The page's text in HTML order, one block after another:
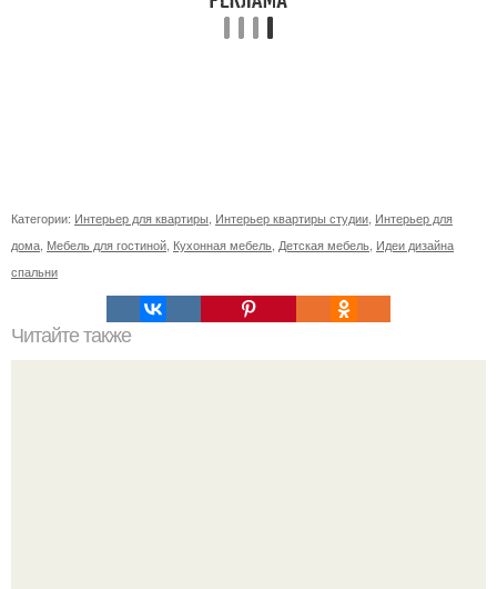
Категории: Интерьер для квартиры Интерьер квартиры студии Интерьер для
дома Мебель для гостиной Кухонная мебель Детская мебель Идеи дизайна
спальни
Читайте также